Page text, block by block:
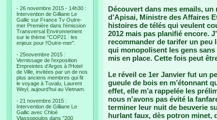
- 26 novembre 2015 - 14h30 :
Intervention de Gilliane Le
Gallic sur France Tv Outre-
mer Première dans l'émission
Transversal Environnement
sur le thème "COP21 : les
enjeux pour l'Outre-mer".
- 25novembre 2015 :
Vernissage de l’exposition
Empreintes d’Argos à l’Hotel
de Ville, invitées par un de nos
plus anciens membres qui fit
le voyage à Tuvalu, Laurent
Weyl, aujourd’hui au Vietnam.
- 21 novembre 2015 :
Intervention de Gilliane Le
Gallic avec Chloé
Vlassopoulos dans "200
Découvert dans mes emails,
d’Apisai, Ministre des Affaires
histoires de télés qui veulent
2012 mais pas planifié encore.
recommander de tarifer un peu
qui monopolisent les gens
mis en place. Cette fois peut
Le réveil ce 1er Janvier fut un
gueule de bois en m’étonnant
effet, elle m’a rappelée les
nous n’avons pas évité la
terminer leur nuit de beuverie
hurlant faux, dès potron minet,